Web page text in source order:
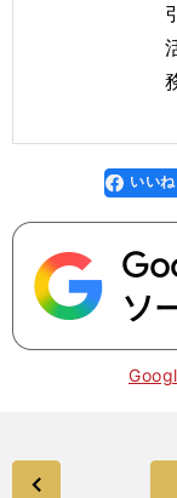
faceboo
k
いいね